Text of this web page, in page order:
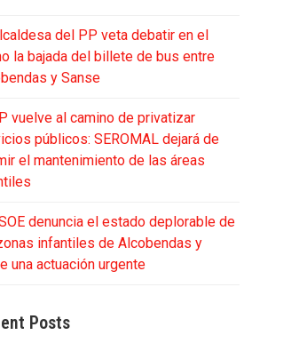
del PP veta debatir en el
la bajada del billete de bus entre
y Sanse
vuelve al camino de privatizar
públicos: SEROMAL dejará de
el mantenimiento de las áreas
denuncia el estado deplorable de
infantiles de Alcobendas y
una actuación urgente
Posts